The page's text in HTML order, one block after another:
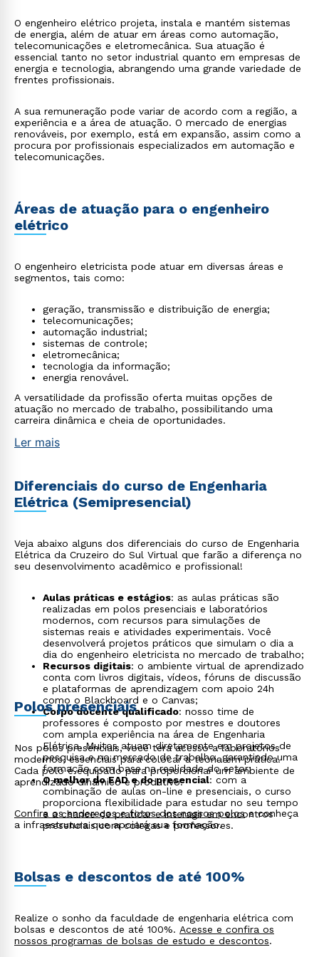
O engenheiro elétrico projeta, instala e mantém sistemas
de energia, além de atuar em áreas como automação,
telecomunicações e eletromecânica. Sua atuação é
essencial tanto no setor industrial quanto em empresas de
energia e tecnologia, abrangendo uma grande variedade de
frentes profissionais.
A sua remuneração pode variar de acordo com a região, a
experiência e a área de atuação. O mercado de energias
renováveis, por exemplo, está em expansão, assim como a
procura por profissionais especializados em automação e
telecomunicações.
Áreas de atuação para o engenheiro
elétrico
O engenheiro eletricista pode atuar em diversas áreas e
segmentos, tais como:
geração, transmissão e distribuição de energia;
telecomunicações;
automação industrial;
sistemas de controle;
eletromecânica;
tecnologia da informação;
energia renovável.
A versatilidade da profissão oferta muitas opções de
atuação no mercado de trabalho, possibilitando uma
carreira dinâmica e cheia de oportunidades.
Ler mais
Diferenciais do curso de Engenharia
Elétrica (Semipresencial)
Veja abaixo alguns dos diferenciais do curso de Engenharia
Elétrica da Cruzeiro do Sul Virtual que farão a diferença no
seu desenvolvimento acadêmico e profissional!
Aulas práticas e estágios: as aulas práticas são
realizadas em polos presenciais e laboratórios
modernos, com recursos para simulações de
sistemas reais e atividades experimentais. Você
desenvolverá projetos práticos que simulam o dia a
dia do engenheiro eletricista no mercado de trabalho;
Recursos digitais: o ambiente virtual de aprendizado
conta com livros digitais, vídeos, fóruns de discussão
e plataformas de aprendizagem com apoio 24h
como o Blackboard e o Canvas;
Corpo docente qualificado: nosso time de
professores é composto por mestres e doutores
com ampla experiência na área de Engenharia
Elétrica. Muitos atuam diretamente em projetos de
pesquisa e no mercado de trabalho, garantindo uma
formação com base na realidade do setor;
O melhor do EAD e do presencial: com a
combinação de aulas on-line e presenciais, o curso
proporciona flexibilidade para estudar no seu tempo
e a chance de praticar e interagir em encontros
presenciais com colegas e professores.
Polos presenciais
Nos polos presenciais, você terá acesso a laboratórios
modernos, essenciais para colocar a teoria em prática.
Cada polo é equipado para proporcionar um ambiente de
aprendizado dinâmico e produtivo.
Confira os endereços e fotos dos nossos polose conheça
a infraestrutura que apoiará sua formação.
Bolsas e descontos de até 100%
Realize o sonho da faculdade de engenharia elétrica com
bolsas e descontos de até 100%. Acesse e confira os
nossos programas de bolsas de estudo e descontos.